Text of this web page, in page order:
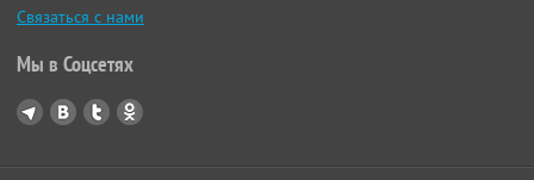
Связаться с нами
Мы в Соцсетях